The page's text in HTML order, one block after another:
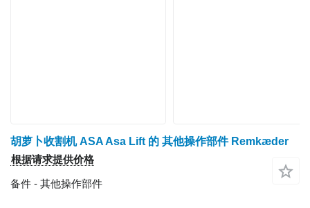
胡萝卜收割机 ASA Asa Lift 的 其他操作部件 Remkæder
根据请求提供价格
备件 - 其他操作部件